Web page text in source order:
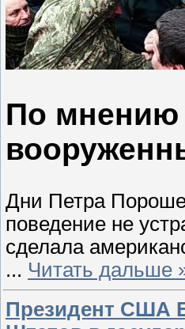
По мнению
Дни Петра
поведение не
сделала
... Читать дальше
Президент США